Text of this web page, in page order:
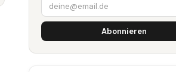
Abonnieren